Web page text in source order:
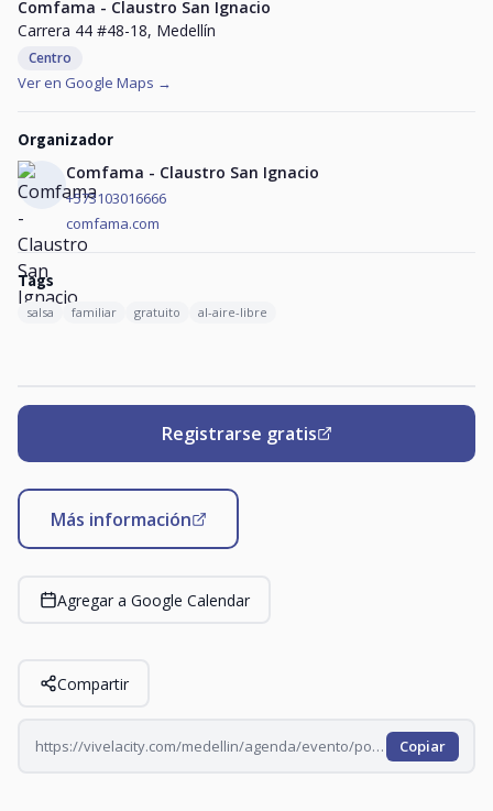
Comfama - Claustro San Ignacio
Carrera 44 #48-18, Medellín
Centro
Ver en Google Maps →
Organizador
Comfama - Claustro San Ignacio
+573103016666
comfama.com
Tags
salsa familiar gratuito al-aire-libre
Registrarse gratis
Más información
Agregar a Google Calendar
Compartir
https://vivelacity.com/medellin/agenda/evento/ponte-salsa-en-familia-2026-08-16 Copiar